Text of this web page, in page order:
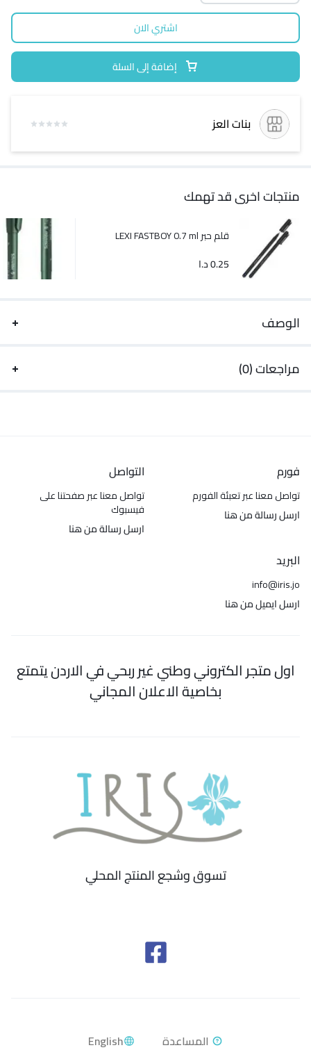
إضافة إلى السلة
اشتري الان
بنات العز
منتجات اخرى قد تهمك
قلم حبر LEXI FASTBOY 0.7 ml
0.25د.ا
الوصف
مراجعات (0)
فورم
تواصل معنا عبر تعبئة الفورم
ارسل رسالة من هنا
التواصل
تواصل معنا عبر صفحتنا على
فيسبوك
ارسل رسالة من هنا
البريد
info@iris.jo
ارسل ايميل من هنا
اول متجر الكتروني وطني غير ربحي في الاردن يتمتع
بخاصية الاعلان المجاني
تسوق وشجع المنتج المحلي
English